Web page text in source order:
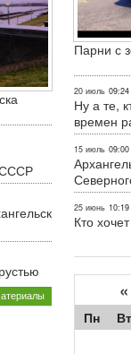
Парни с
20 июль 09:24
Ну а те,
времен
15 июль 09:00
25 июнь 10:19
Кто
«
Пн Вт